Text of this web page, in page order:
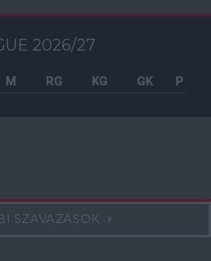
2026/27
M RG KG GK P
SZAVAZÁSOK